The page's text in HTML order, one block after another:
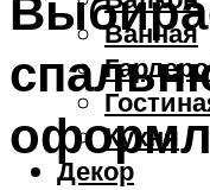
Ванная
Кухня
Декор